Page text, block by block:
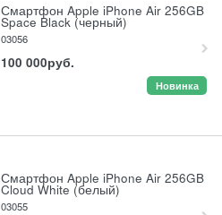
Смартфон Apple iPhone Air 256GB
Space Black (черный)
03056
100 000руб.
Новинка
Смартфон Apple iPhone Air 256GB
Cloud White (белый)
03055